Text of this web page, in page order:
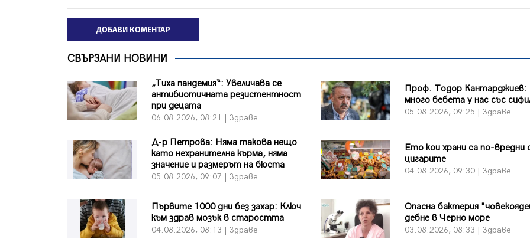
ДОБАВИ КОМЕНТАР
СВЪРЗАНИ НОВИНИ
„Тиха пандемия“: Увеличава се
антибиотичната резистентност
при децата
06.08.2026, 08:21 | Здраве
Проф. Тодор Кантарджиев:
много бебета у нас със
05.08.2026, 09:25 | Здраве
Д-р Петрова: Няма такова нещо
като нехранителна кърма, няма
значение и размерът на бюста
05.08.2026, 09:07 | Здраве
Ето кои храни са по-вредни
цигарите
04.08.2026, 09:30 | Здраве
Първите 1000 дни без захар: Ключ
към здрав мозък в старостта
04.08.2026, 08:13 | Здраве
Опасна бактерия
дебне в Черно море
03.08.2026, 08:33 | Здраве